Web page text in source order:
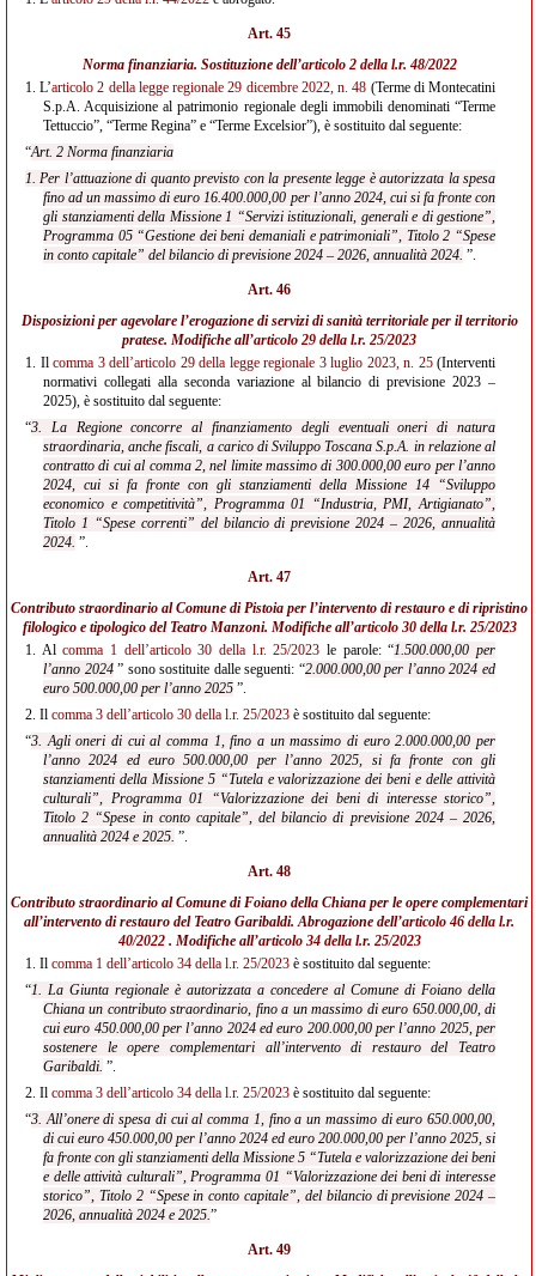
Art. 45
Norma finanziaria. Sostituzione dell’articolo 2 della l.r. 48/2022
1. L’articolo 2 della legge regionale 29 dicembre 2022, n. 48 (Terme di Montecatini
S.p.A. Acquisizione al patrimonio regionale degli immobili denominati “Terme
Tettuccio”, “Terme Regina” e “Terme Excelsior”), è sostituito dal seguente:
“Art. 2 Norma finanziaria
1. Per l’attuazione di quanto previsto con la presente legge è autorizzata la spesa
fino ad unmassimo di euro 16.400.000,00 per l’anno 2024, cui si fa fronte con
gli stanziamenti della Missione 1 “Servizi istituzionali, generali e di gestione”,
Programma 05 “Gestione dei beni demaniali e patrimoniali”, Titolo 2 “Spese
in conto capitale” del bilancio di previsione 2024 – 2026, annualità 2024. ”.
Art. 46
Disposizioni per agevolare l’erogazione di servizi di sanità territoriale per il territorio
pratese. Modifiche all’articolo 29 della l.r. 25/2023
1. Il comma 3 dell’articolo 29 della legge regionale 3 luglio 2023, n. 25(Interventi
normativi collegati alla seconda variazione al bilancio di previsione 2023 –
2025), è sostituito dal seguente:
“3. La Regione concorre al finanziamento degli eventuali oneri di natura
straordinaria, anche fiscali, a carico di Sviluppo Toscana S.p.A. in relazione al
contratto di cui al comma 2, nel limite massimo di 300.000,00 euro per l’anno
2024, cui si fa fronte con gli stanziamenti della Missione 14 “Sviluppo
economico e competitività”, Programma 01 “Industria, PMI, Artigianato”,
Titolo 1 “Spese correnti” del bilancio di previsione 2024 – 2026, annualità
2024. ”.
Art. 47
Contributo straordinario al Comune di Pistoia per l’intervento di restauro e di ripristino
filologico e tipologico del Teatro Manzoni. Modifiche all’articolo 30 della l.r. 25/2023
1. Alcomma 1 dell’articolo 30 della l.r. 25/2023 le parole: “1.500.000,00 per
l’anno 2024” sono sostituite dalle seguenti: “2.000.000,00 per l’anno 2024 ed
euro 500.000,00 per l’anno 2025 ”.
2. Il comma 3 dell’articolo 30 della l.r. 25/2023 è sostituito dal seguente:
“3. Agli oneri di cui al comma 1, fino a un massimo di euro 2.000.000,00 per
l’anno 2024 ed euro 500.000,00 per l’anno 2025, si fa fronte con gli
stanziamenti della Missione 5 “Tutela e valorizzazione dei beni e delle attività
culturali”, Programma 01 “Valorizzazione dei beni di interesse storico”,
Titolo 2 “Spese in conto capitale”, del bilancio di previsione 2024 – 2026,
annualità 2024 e 2025. ”.
Art. 48
Contributo straordinario al Comune di Foiano della Chiana per le opere complementari
all’intervento di restauro del Teatro Garibaldi. Abrogazione dell’articolo 46 della l.r.
40/2022. Modifiche all’articolo 34 della l.r. 25/2023
1. Il comma 1 dell’articolo 34 della l.r. 25/2023 è sostituito dal seguente:
“1. La Giunta regionale è autorizzata a concedere al Comune di Foiano della
Chiana un contributo straordinario, fino a un massimo di euro 650.000,00, di
cui euro 450.000,00 per l’anno 2024 ed euro 200.000,00 per l’anno 2025, per
sostenere le opere complementari all’intervento di restauro del Teatro
Garibaldi. ”.
2. Il comma 3 dell’articolo 34 della l.r. 25/2023 è sostituito dal seguente:
“3. All’onere di spesa di cui al comma 1, fino a un massimo di euro 650.000,00,
di cui euro 450.000,00 per l’anno 2024 ed euro 200.000,00 per l’anno 2025, si
fa fronte con gli stanziamenti della Missione 5 “Tutela e valorizzazione dei beni
e delle attività culturali”, Programma 01 “Valorizzazione dei beni di interesse
storico”, Titolo 2 “Spese in conto capitale”, del bilancio di previsione 2024 –
2026, annualità 2024 e 2025.”
Art. 49